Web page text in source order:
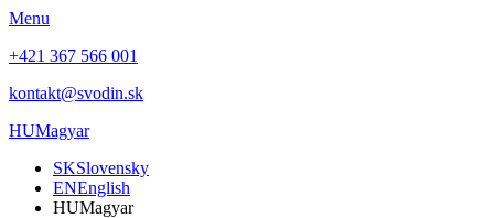
Menu
+421 367 566 001
kontakt@svodin.sk
HUMagyar
SKSlovensky
ENEnglish
HUMagyar